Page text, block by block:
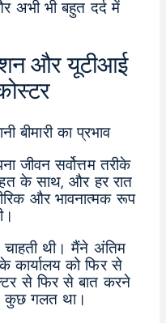
अभी भी बहुत दर्द में
और यूटीआई
जीवन सर्वोत्तम तरीके
के साथ, और हर रात
और भावनात्मक रूप
थी। मैंने अंतिम
को फिर से
से फिर से बात करने
कुछ गलत था।